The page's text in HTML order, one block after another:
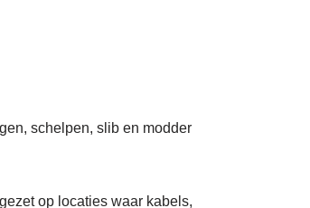
schelpen, slib en modder
op locaties waar kabels,